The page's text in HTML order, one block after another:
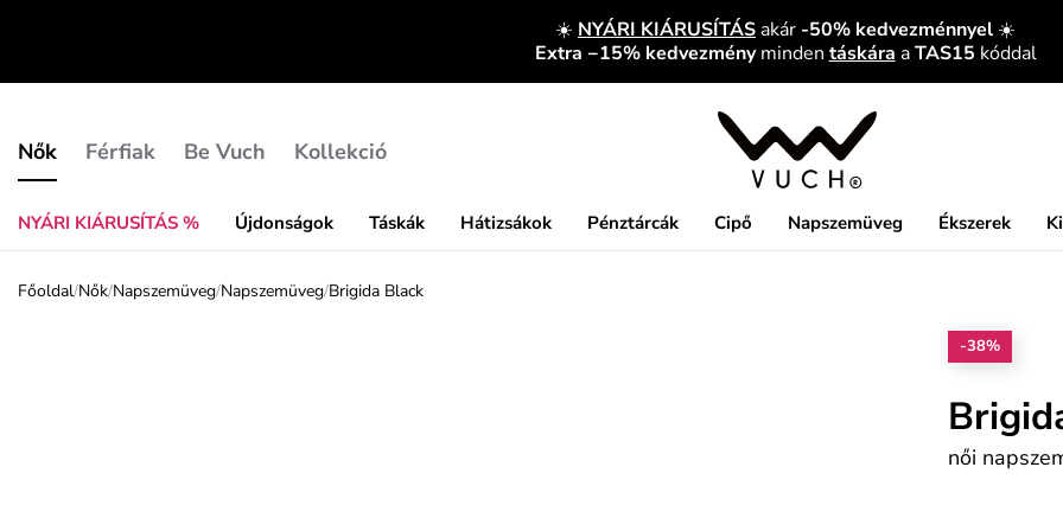
☀️ NYÁRI KIÁRUSÍTÁSakár -50% kedvezménnyel ☀️
Extra −15% kedvezményminden táskára aTAS15 kóddal
Nők
NYÁRI KIÁRUSÍTÁS % Újdonságok Táskák Hátizsákok Pénztárcák Cipő Napszemüveg Ékszerek
Férfiak Be Vuch Kollekció
Főoldal/Nők/Napszemüveg/Napszemüveg/Brigida Black
-38%
női